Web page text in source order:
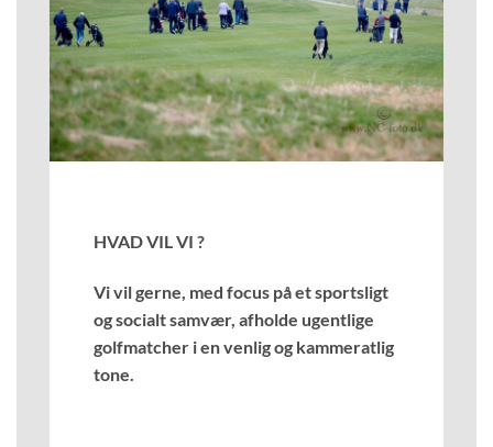
HVAD VIL VI ?
Vi vil gerne, med focus på et sportsligt
og socialt samvær, afholde ugentlige
golfmatcher i en venlig og kammeratlig
tone.